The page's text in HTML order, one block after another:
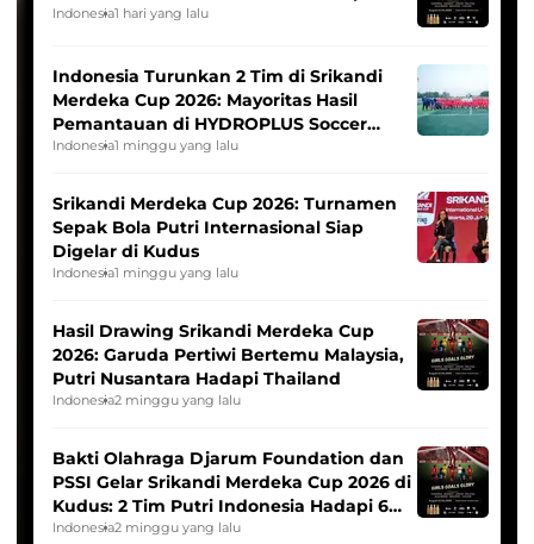
Indonesia1 hari yang lalu
Indonesia Turunkan 2 Tim di Srikandi
Merdeka Cup 2026: Mayoritas Hasil
Pemantauan di HYDROPLUS Soccer
League
Indonesia1 minggu yang lalu
Srikandi Merdeka Cup 2026: Turnamen
Sepak Bola Putri Internasional Siap
Digelar di Kudus
Indonesia1 minggu yang lalu
Hasil Drawing Srikandi Merdeka Cup
2026: Garuda Pertiwi Bertemu Malaysia,
Putri Nusantara Hadapi Thailand
Indonesia2 minggu yang lalu
Bakti Olahraga Djarum Foundation dan
PSSI Gelar Srikandi Merdeka Cup 2026 di
Kudus: 2 Tim Putri Indonesia Hadapi 6
Tim Asia
Indonesia2 minggu yang lalu